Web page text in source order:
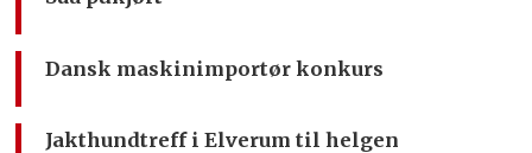
Dansk maskinimportør konkurs
Jakthundtreff i Elverum til helgen